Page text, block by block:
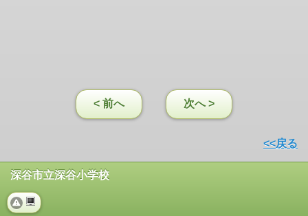
< 前へ 次へ >
<<戻る
深谷市立深谷小学校